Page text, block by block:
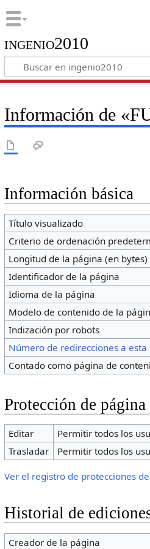
ingenio2010
Información de
Información básica
Título visualizado
Criterio de ordenación
Longitud de la página (en bytes)
Identificador de la página
Idioma de la página
Modelo de contenido de la
Indización por robots
Número de redirecciones a esta
Contado como página de
Protección de página
Editar
Permitir todos los
Trasladar
Permitir todos los
Ver el registro de protecciones
Historial de
Creador de la página